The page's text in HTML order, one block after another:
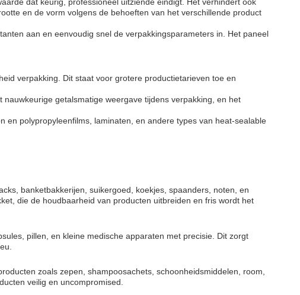
en de vorm volgens de behoeften van het verschillende product
aan en eenvoudig snel de verpakkingsparameters in. Het paneel
verpakking. Dit staat voor grotere productietarieven toe en
getalsmatige weergave tijdens verpakking, en het
en polypropyleenfilms, laminaten, en andere types van heat-sealable
banketbakkerijen, suikergoed, koekjes, spaanders, noten, en
die de houdbaarheid van producten uitbreiden en fris wordt het
pillen, en kleine medische apparaten met precisie. Dit zorgt
zoals zepen, shampoosachets, schoonheidsmiddelen, room,
veilig en uncompromised.